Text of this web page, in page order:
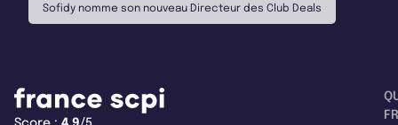
Sofidy nomme son nouveau Directeur des Club Deals